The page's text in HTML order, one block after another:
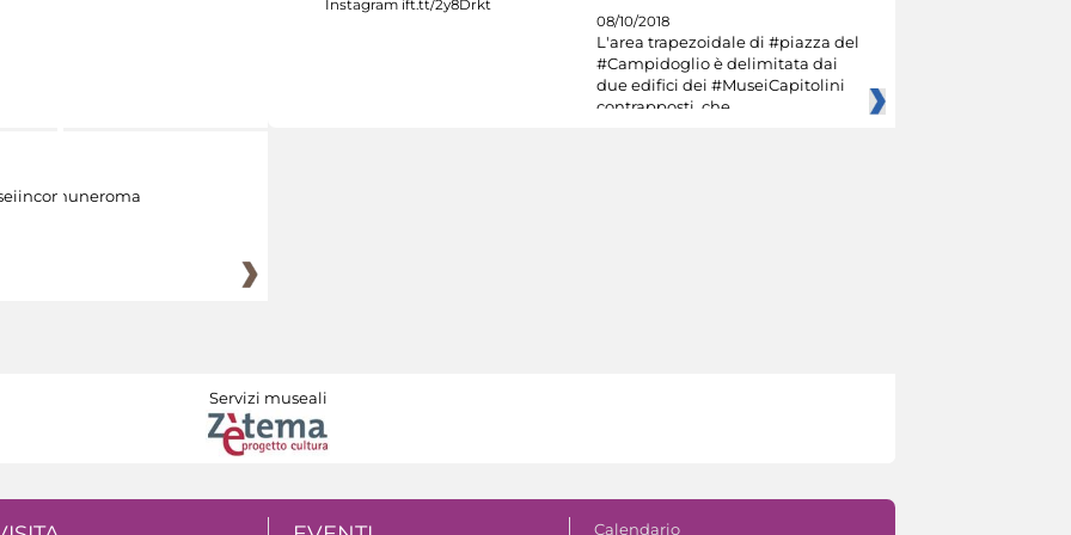
08/10/2018
L'area trapezoidale di #piazza del
#Campidoglio è delimitata dai
due edifici dei #MuseiCapitolini
contrapposti, che
Servizi museali
Calendario